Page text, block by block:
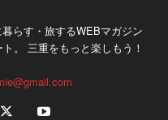
らす・旅するWEBマガジン
。 三重をもっと楽しもう！